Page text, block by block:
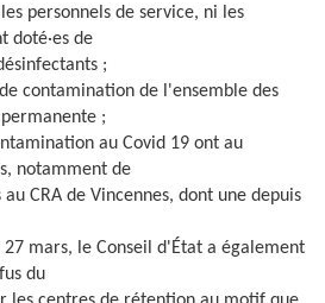
personnels de service, ni les
doté·es de
;
contamination de l'ensemble des
;
au Covid 19 ont au
notamment de
CRA de Vincennes, dont une depuis
27 mars, le Conseil d'État a également
du